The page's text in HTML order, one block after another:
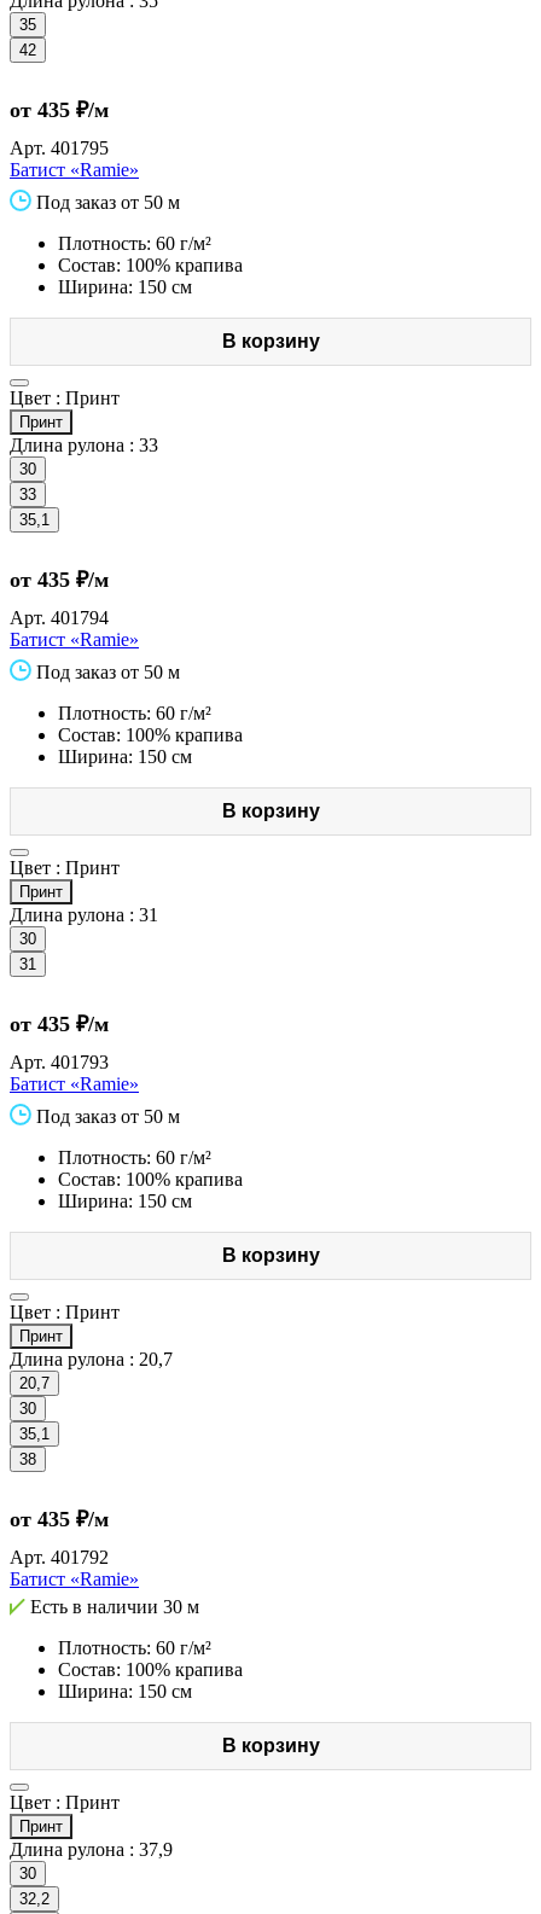
35
42
от 435 ₽/м
Арт. 401795
Батист «Ramie»
Под заказ от 50 м
Плотность: 60 г/м²
Состав: 100% крапива
Ширина: 150 см
В корзину
Цвет : Принт
Принт
Длина рулона : 33
30
33
35,1
от 435 ₽/м
Арт. 401794
Батист «Ramie»
Под заказ от 50 м
Плотность: 60 г/м²
Состав: 100% крапива
Ширина: 150 см
В корзину
Цвет : Принт
Принт
Длина рулона : 31
30
31
от 435 ₽/м
Арт. 401793
Батист «Ramie»
Под заказ от 50 м
Плотность: 60 г/м²
Состав: 100% крапива
Ширина: 150 см
В корзину
Цвет : Принт
Принт
Длина рулона : 20,7
20,7
30
35,1
38
от 435 ₽/м
Арт. 401792
Батист «Ramie»
Есть в наличии 30 м
Плотность: 60 г/м²
Состав: 100% крапива
Ширина: 150 см
В корзину
Цвет : Принт
Принт
Длина рулона : 37,9
30
32,2